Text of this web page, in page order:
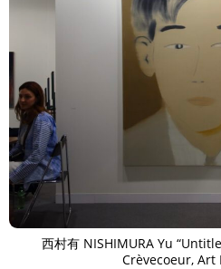
西村有 NISHIMURA Yu
Crèvecoeur, Art